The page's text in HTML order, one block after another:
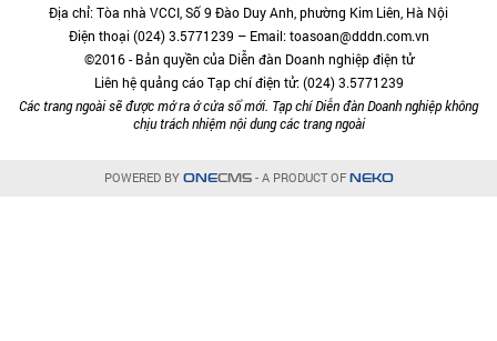
Địa chỉ: Tòa nhà VCCI, Số 9 Đào Duy Anh, phường Kim Liên, Hà Nội
Điện thoại (024) 3.5771239 – Email: toasoan@dddn.com.vn
©2016 - Bản quyền của Diễn đàn Doanh nghiệp điện tử
Liên hệ quảng cáo Tạp chí điện tử: (024) 3.5771239
Các trang ngoài sẽ được mở ra ở cửa sổ mới. Tạp chí Diễn đàn Doanh nghiệp không
chịu trách nhiệm nội dung các trang ngoài
POWERED BY ONECMS- A PRODUCT OF NEKO